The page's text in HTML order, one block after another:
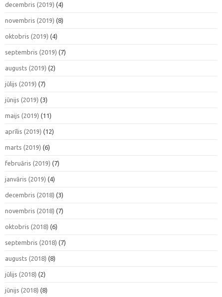
decembris (2019) (4)
novembris (2019) (8)
oktobris (2019) (4)
septembris (2019) (7)
augusts (2019) (2)
jūlijs (2019) (7)
jūnijs (2019) (3)
maijs (2019) (11)
aprīlis (2019) (12)
marts (2019) (6)
februāris (2019) (7)
janvāris (2019) (4)
decembris (2018) (3)
novembris (2018) (7)
oktobris (2018) (6)
septembris (2018) (7)
augusts (2018) (8)
jūlijs (2018) (2)
jūnijs (2018) (8)